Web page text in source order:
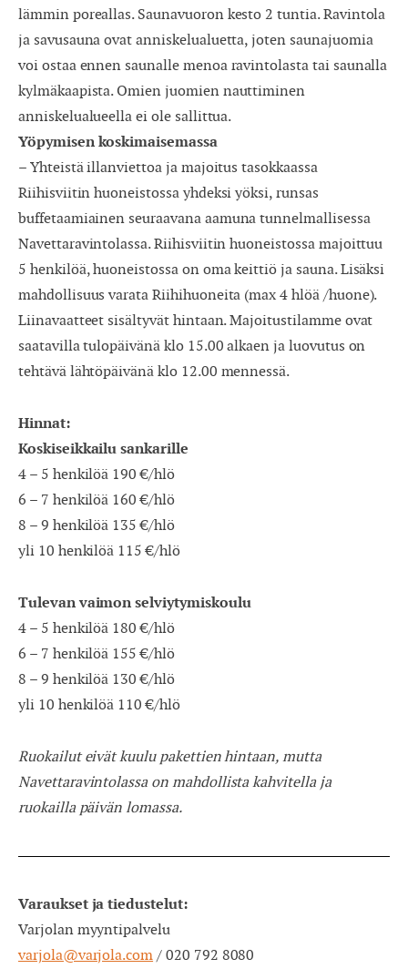
lämmin poreallas. Saunavuoron kesto 2 tuntia. Ravintola
ja savusauna ovat anniskelualuetta, joten saunajuomia
voi ostaa ennen saunalle menoa ravintolasta tai saunalla
kylmäkaapista. Omien juomien nauttiminen
anniskelualueella ei ole sallittua.
Yöpymisen koskimaisemassa
– Yhteistä illanviettoa ja majoitus tasokkaassa
Riihisviitin huoneistossa yhdeksi yöksi, runsas
buffetaamiainen seuraavana aamuna tunnelmallisessa
Navettaravintolassa. Riihisviitin huoneistossa majoittuu
5 henkilöä, huoneistossa on oma keittiö ja sauna. Lisäksi
mahdollisuus varata Riihihuoneita (max 4 hlöä /huone).
Liinavaatteet sisältyvät hintaan. Majoitustilamme ovat
saatavilla tulopäivänä klo 15.00 alkaen ja luovutus on
tehtävä lähtöpäivänä klo 12.00 mennessä.
Hinnat:
Koskiseikkailu sankarille
4 – 5 henkilöä 190 €/hlö
6 – 7 henkilöä 160 €/hlö
8 – 9 henkilöä 135 €/hlö
yli 10 henkilöä 115 €/hlö
Tulevan vaimon selviytymiskoulu
4 – 5 henkilöä 180 €/hlö
6 – 7 henkilöä 155 €/hlö
8 – 9 henkilöä 130 €/hlö
yli 10 henkilöä 110 €/hlö
Ruokailut eivät kuulu pakettien hintaan, mutta
Navettaravintolassa on mahdollista kahvitella ja
ruokailla päivän lomassa.
Varaukset ja tiedustelut:
Varjolan myyntipalvelu
varjola@varjola.com/ 020 792 8080